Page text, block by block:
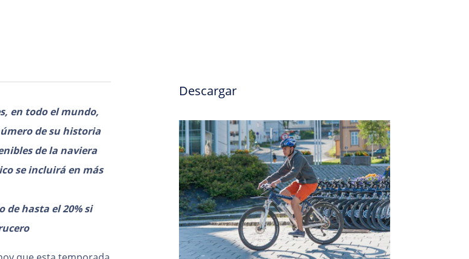
en todo el mundo,
de su historia
de la naviera
se incluirá en más
de hasta el 20% si
Descargar